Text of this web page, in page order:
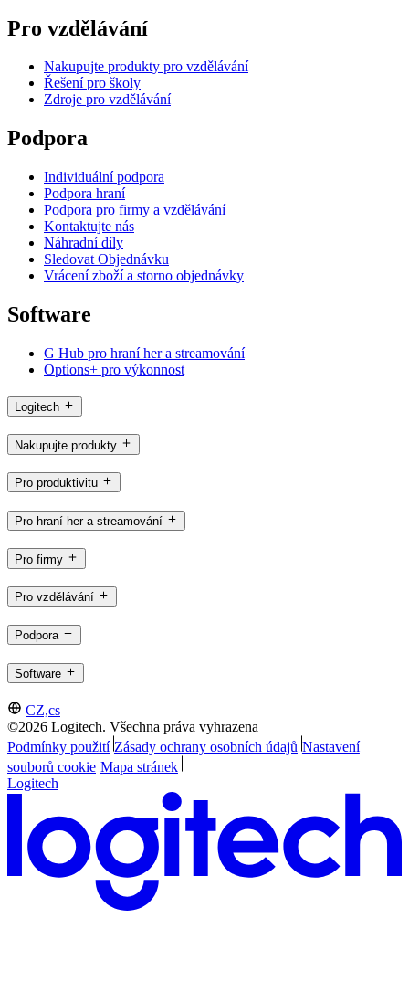
Pro vzdělávání
Nakupujte produkty pro vzdělávání
Řešení pro školy
Zdroje pro vzdělávání
Podpora
Individuální podpora
Podpora hraní
Podpora pro firmy a vzdělávání
Kontaktujte nás
Náhradní díly
Sledovat Objednávku
Vrácení zboží a storno objednávky
Software
G Hub pro hraní her a streamování
Options+ pro výkonnost
Logitech
Nakupujte produkty
Pro produktivitu
Pro hraní her a streamování
Pro firmy
Pro vzdělávání
Podpora
Software
CZ,cs
©2026 Logitech. Všechna práva vyhrazena
Podmínky použití Zásady ochrany osobních údajů Nastavení
souborů cookie Mapa stránek
Logitech